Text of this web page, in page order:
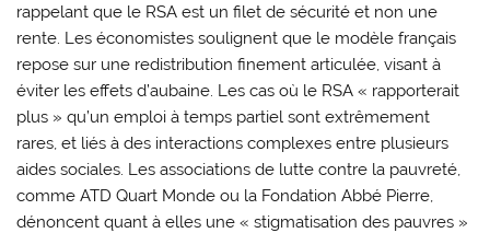
rappelant que le RSA est un filet de sécurité et non une
rente. Les économistes soulignent que le modèle français
repose sur une redistribution finement articulée, visant à
éviter les effets d’aubaine. Les cas où le RSA « rapporterait
plus » qu’un emploi à temps partiel sont extrêmement
rares, et liés à des interactions complexes entre plusieurs
aides sociales. Les associations de lutte contre la pauvreté,
comme ATD Quart Monde ou la Fondation Abbé Pierre,
dénoncent quant à elles une « stigmatisation des pauvres »